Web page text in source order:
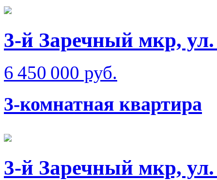
3-й Заречный мкр,
6 450 000 руб.
3-комнатная квартира
3-й Заречный мкр, ул.